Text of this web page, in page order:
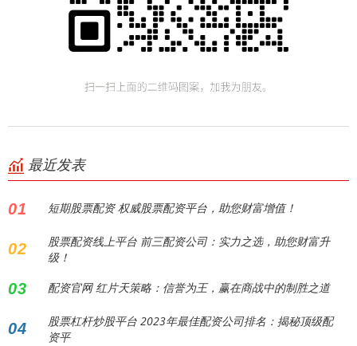
最近发表
01 短期股票配资 权威股票配资平台，助您财富增值！
02
股票配资线上平台 前三配资公司：实力之选，助您财富升
级！
03 配资官网 红片天策略：信誉为王，赢在商战中的制胜之道
04
股票杠杆炒股平台 2023年最佳配资公司排名：揭秘顶级配
资平